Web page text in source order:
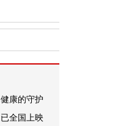
康的守护
全国上映